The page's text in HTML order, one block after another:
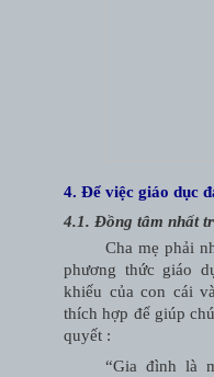
4. Để việc giáo dục
4.1. Đồng tâm nhất
Cha mẹ phải
phương thức giáo
khiếu của con cái
thích hợp để giúp
quyết :
“Gia đình là